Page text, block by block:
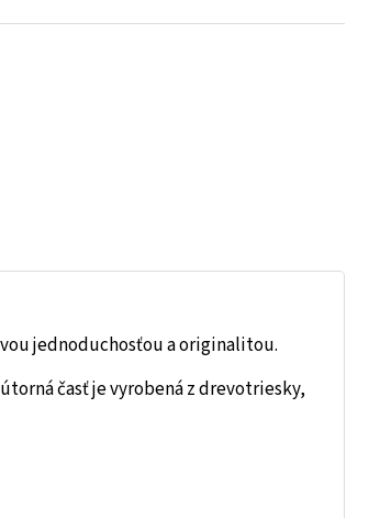
jednoduchosťou a originalitou.
časť je vyrobená z drevotriesky,